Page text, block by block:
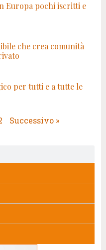
Europa pochi iscritti e
che crea comunità
per tutti e a tutte le
Successivo »